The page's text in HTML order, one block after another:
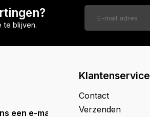
te blijven.
een e-mail
Klantenservice
Contact
Verzenden